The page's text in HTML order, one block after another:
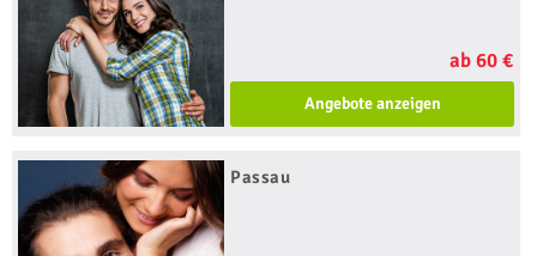
ab 60 €
Angebote anzeigen
Passau